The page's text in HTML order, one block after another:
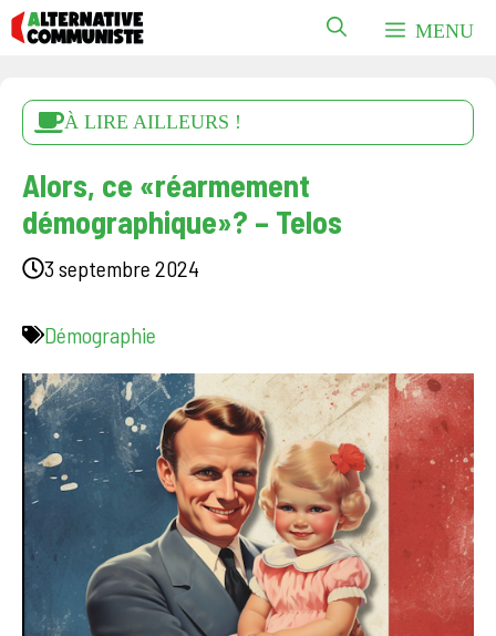
Aller
au
MENU
À LIRE AILLEURS !
Alors, ce «réarmement
démographique»? – Telos
3 septembre 2024
Démographie